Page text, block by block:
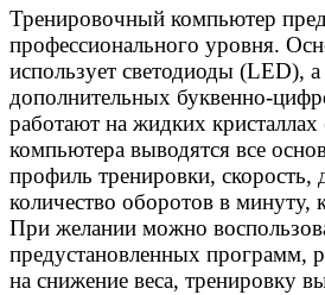
Тренировочный компьютер
профессионального уровня.
использует светодиоды (LED), а
дополнительных буквенно-
работают на жидких
компьютера выводятся все
профиль тренировки, скорость,
количество оборотов в минуту,
При желании можно
предустановленных программ,
на снижение веса, тренировку